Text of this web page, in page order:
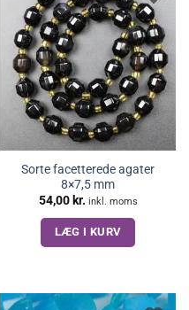
Sorte facetterede agater
8×7,5 mm
54,00 kr. inkl. moms
LÆG I KURV